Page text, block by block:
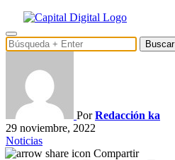
Buscar
PorRedacción ka
29 noviembre, 2022
Noticias
Compartir